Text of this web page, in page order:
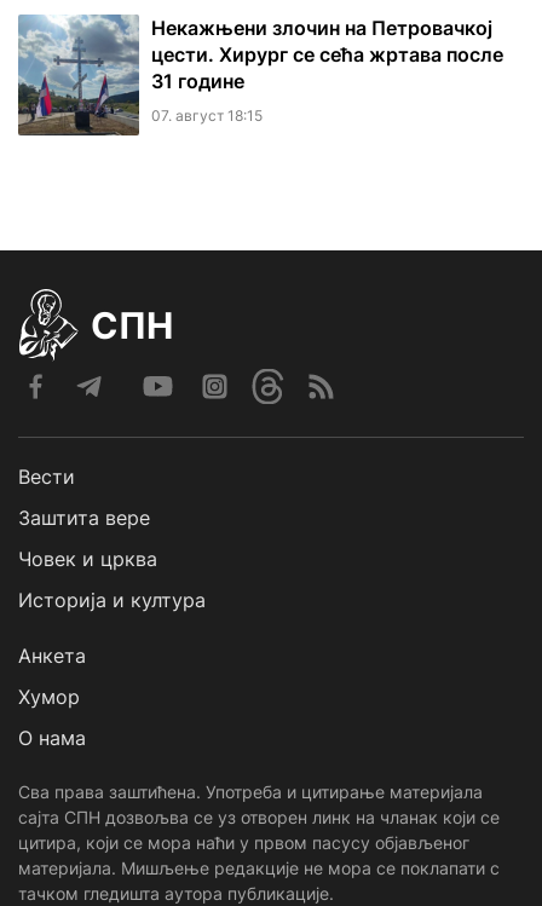
Некажњени злочин на Петровачкој
цести. Хирург се сећа жртава после
31 године
07. август 18:15
СПН
Вести
Заштита вере
Човек и црква
Историја и култура
Анкета
Хумор
О нама
Сва права заштићена. Употреба и цитирање материјала
сајта СПН дозвољва се уз отворен линк на чланак који се
цитира, који се мора наћи у првом пасусу објављеног
материјала. Мишљење редакције не мора се поклапати с
тачком гледишта аутора публикације.